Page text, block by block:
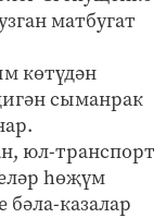
матбугат
көтүдән
сыманрак
юл-транспорт
һөҗүм
казалар